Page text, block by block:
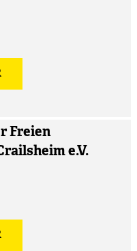
Freien
e.V.